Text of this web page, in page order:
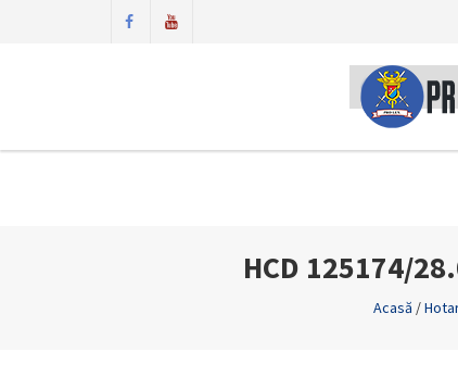
HCD 125174/
Acasă /